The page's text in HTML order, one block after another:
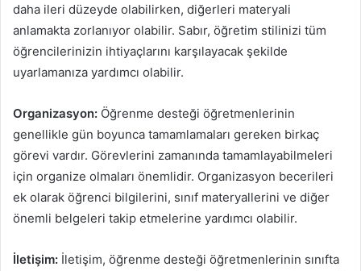
daha ileri düzeyde olabilirken, diğerleri materyali
anlamakta zorlanıyor olabilir. Sabır, öğretim stilinizi tüm
öğrencilerinizin ihtiyaçlarını karşılayacak şekilde
uyarlamanıza yardımcı olabilir.
Organizasyon: Öğrenme desteği öğretmenlerinin
genellikle gün boyunca tamamlamaları gereken birkaç
görevi vardır. Görevlerini zamanında tamamlayabilmeleri
için organize olmaları önemlidir. Organizasyon becerileri
ek olarak öğrenci bilgilerini, sınıf materyallerini ve diğer
önemli belgeleri takip etmelerine yardımcı olabilir.
İletişim: İletişim, öğrenme desteği öğretmenlerinin sınıfta